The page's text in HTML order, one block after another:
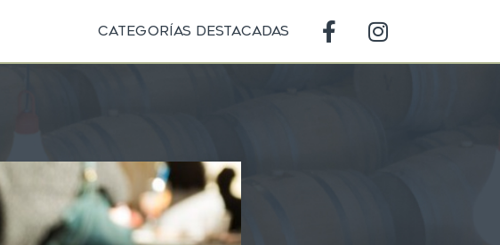
Categorías destacadas